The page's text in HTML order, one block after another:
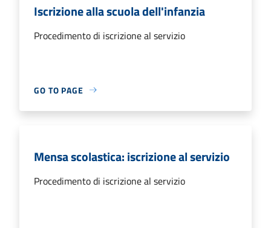
Iscrizione alla scuola dell'infanzia
Procedimento di iscrizione al servizio
GO TO PAGE
Mensa scolastica: iscrizione al servizio
Procedimento di iscrizione al servizio